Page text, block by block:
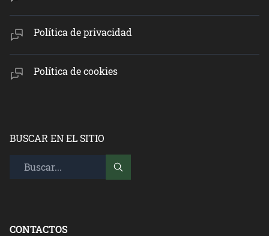
Política de privacidad
Política de cookies
BUSCAR EN EL SITIO
CONTACTOS